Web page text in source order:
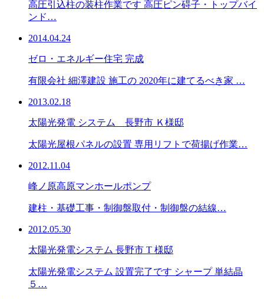
高圧引込柱の装柱作業です 高圧ピン碍子・トップバイ
ンド…
2014.04.24
ゼロ・エネルギー住宅 完成
有限会社 細澤建設 施工の 2020年に建てるべき家 …
2013.02.18
太陽光発電 システム 長野市 Ｋ様邸
太陽光屋根パネルの設置 専用リフトで荷揚げ作業…
2012.11.04
峰ノ原高原マンホールポンプ
建柱・基礎工事・制御盤取付・制御盤の結線…
2012.05.30
太陽光発電システム 長野市 T 様邸
太陽光発電システム 設置完了です シャープ 単結晶
５…